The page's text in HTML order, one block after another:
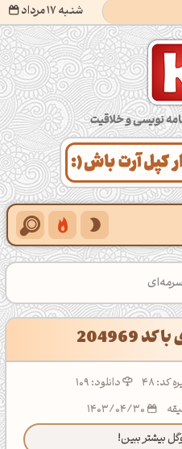
شنبه 17 مرداد و خلاقیت
کد:48
دانلود: 109
بیشتر ببین!